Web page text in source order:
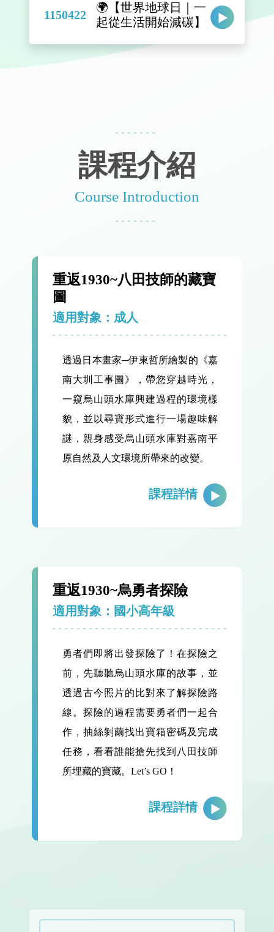
1150422
🌍【世界地球日｜一
起從生活開始減碳】
課程介紹
Course Introduction
重返1930~八田技師的藏寶
圖
適用對象：成人
透過日本畫家─伊東哲所繪製的《嘉
南大圳工事圖》，帶您穿越時光，
一窺烏山頭水庫興建過程的環境樣
貌，並以尋寶形式進行一場趣味解
謎，親身感受烏山頭水庫對嘉南平
原自然及人文環境所帶來的改變。
課程詳情
重返1930~烏勇者探險
適用對象：國小高年級
勇者們即將出發探險了！在探險之
前，先聽聽烏山頭水庫的故事，並
透過古今照片的比對來了解探險路
線。探險的過程需要勇者們一起合
作，抽絲剝繭找出寶箱密碼及完成
任務，看看誰能搶先找到八田技師
所埋藏的寶藏。Let’s GO！
課程詳情